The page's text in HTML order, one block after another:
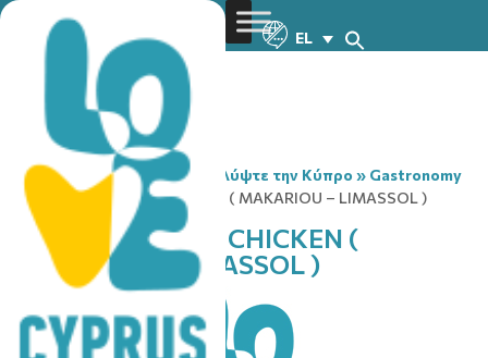
EL
You are here:Home» Ανακαλύψτε την Κύπρο » Gastronomy
» KENTUCKY FRIED CHICKEN ( MAKARIOU – LIMASSOL )
KENTUCKY FRIED CHICKEN (
MAKARIOU – LIMASSOL )